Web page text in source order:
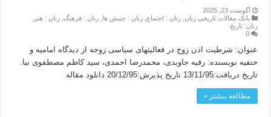
آگوست 23, 2025
بانک مقالات تاریخی زنان ,زنان : اجتماع ,زنان : جنبش ها ,زنان : فرهنگ ,زنان : هنر
زنان: تاریخ
0
عنوان: شرطیت اذن زوج در فعالیتهای سیاسی زوجه از دیدگاه امامیه و
حنفیه نویسنده: رقیه جاویدی، محمدرضا احمدی، سید کاظم مصطفوی نیا.
تاریخ دریافت:13/11/95 تاریخ پذیرش:20/12/95 دانلود مقاله
مطالعه بیشتر »